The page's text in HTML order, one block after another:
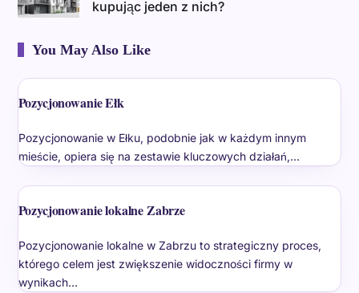
kupując jeden z nich?
You May Also Like
Pozycjonowanie Ełk
Pozycjonowanie w Ełku, podobnie jak w każdym innym
mieście, opiera się na zestawie kluczowych działań,…
Pozycjonowanie lokalne Zabrze
Pozycjonowanie lokalne w Zabrzu to strategiczny proces,
którego celem jest zwiększenie widoczności firmy w
wynikach…